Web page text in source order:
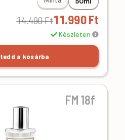
14.490 Ft11.990 Ft
Készleten
tedd a kosárba
FM 18f